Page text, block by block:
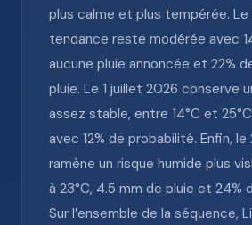
plus calme et plus tempérée. Le
tendance reste modérée avec
aucune pluie annoncée et 22%
pluie. Le 1 juillet 2026 conserve
assez stable, entre 14°C et
avec 12% de probabilité. Enfin,
ramène un risque humide plus
à 23°C, 4.5 mm de pluie et 24%
Sur l’ensemble de la séquence,